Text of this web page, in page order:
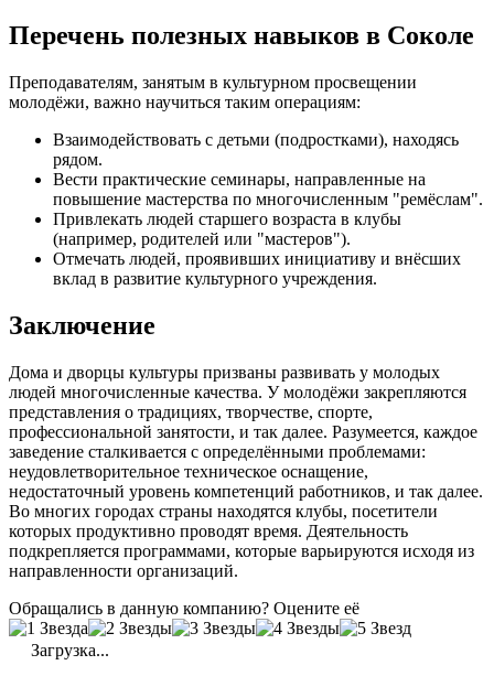
Перечень полезных навыков в Соколе
Преподавателям, занятым в культурном просвещении
молодёжи, важно научиться таким операциям:
Взаимодействовать с детьми (подростками), находясь
рядом.
Вести практические семинары, направленные на
повышение мастерства по многочисленным "ремёслам".
Привлекать людей старшего возраста в клубы
(например, родителей или "мастеров").
Отмечать людей, проявивших инициативу и внёсших
вклад в развитие культурного учреждения.
Заключение
Дома и дворцы культуры призваны развивать у молодых
людей многочисленные качества. У молодёжи закрепляются
представления о традициях, творчестве, спорте,
профессиональной занятости, и так далее. Разумеется, каждое
заведение сталкивается с определёнными проблемами:
неудовлетворительное техническое оснащение,
недостаточный уровень компетенций работников, и так далее.
Во многих городах страны находятся клубы, посетители
которых продуктивно проводят время. Деятельность
подкрепляется программами, которые варьируются исходя из
направленности организаций.
Обращались в данную компанию? Оцените её
Загрузка...